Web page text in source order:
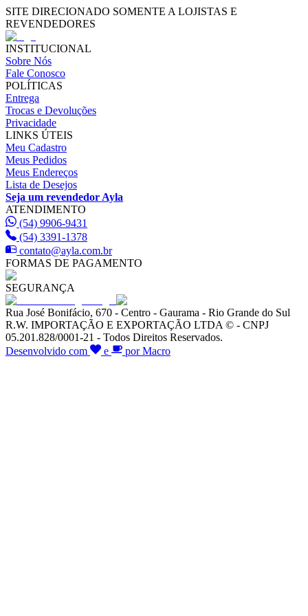
SITE DIRECIONADO SOMENTE A LOJISTAS E
REVENDEDORES
INSTITUCIONAL
Sobre Nós
Fale Conosco
POLÍTICAS
Entrega
Trocas e Devoluções
Privacidade
LINKS ÚTEIS
Meu Cadastro
Meus Pedidos
Meus Endereços
Lista de Desejos
Seja um revendedor Ayla
ATENDIMENTO
(54) 9906-9431
(54) 3391-1378
contato@ayla.com.br
FORMAS DE PAGAMENTO
SEGURANÇA
Rua José Bonifácio, 670 - Centro - Gaurama - Rio Grande do Sul
R.W. IMPORTAÇÃO E EXPORTAÇÃO LTDA © - CNPJ
05.201.828/0001-21 - Todos Direitos Reservados.
Desenvolvido com
e por Macro